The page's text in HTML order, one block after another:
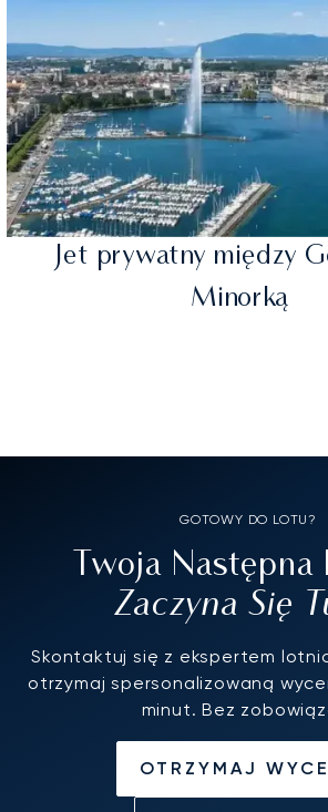
Jet prywatny między
Minorką
GOTOWY DO LOTU?
Twoja Następna
Zaczyna Się
Skontaktuj się z ekspertem
otrzymaj spersonalizowaną
minut. Bez
OTRZYMAJ